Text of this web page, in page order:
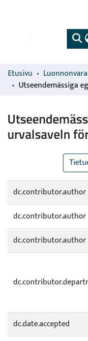
Etusivu
urvalsaveln
dc.contributor.author
dc.contributor.author
dc.contributor.author
dc.date.accepted